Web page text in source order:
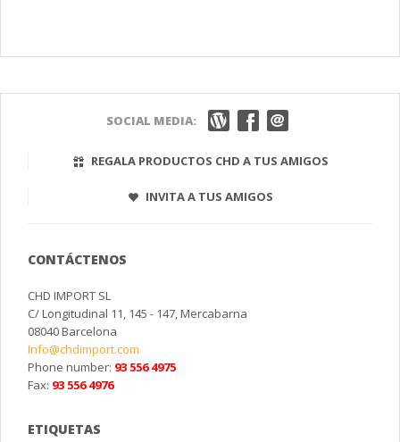
SOCIAL MEDIA:
REGALA PRODUCTOS CHD A TUS AMIGOS
INVITA A TUS AMIGOS
CONTÁCTENOS
CHD IMPORT SL
C/ Longitudinal 11, 145 - 147, Mercabarna
08040 Barcelona
Info@chdimport.com
Phone number: 93 556 4975
Fax: 93 556 4976
ETIQUETAS